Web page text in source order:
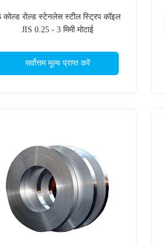
कोल्ड रोल्ड स्टेनलेस स्टील स्ट्रिप कॉइल
JIS 0.25 - 3 मिमी मोटाई
सर्वोत्तम मूल्य प्राप्त करें